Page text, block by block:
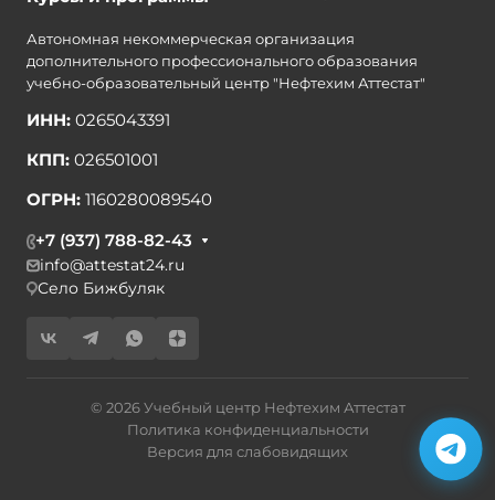
Автономная некоммерческая организация
дополнительного профессионального образования
учебно-образовательный центр "Нефтехим Аттестат"
ИНН: 0265043391
КПП: 026501001
ОГРН: 1160280089540
+7 (937) 788-82-43
info@attestat24.ru
Село Бижбуляк
© 2026 Учебный центр Нефтехим Аттестат
Политика конфиденциальности
Версия для слабовидящих